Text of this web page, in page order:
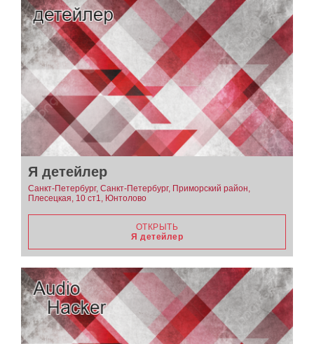
Я детейлер
Санкт-Петербург, Санкт-Петербург, Приморский район,
Плесецкая, 10 ст1, Юнтолово
ОТКРЫТЬ
Я детейлер